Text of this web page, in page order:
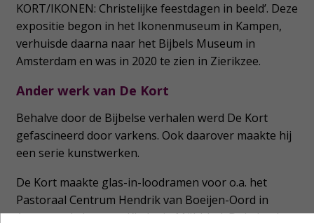
KORT/IKONEN: Christelijke feestdagen in beeld’. Deze
expositie begon in het Ikonenmuseum in Kampen,
verhuisde daarna naar het Bijbels Museum in
Amsterdam en was in 2020 te zien in Zierikzee.
Ander werk van De Kort
Behalve door de Bijbelse verhalen werd De Kort
gefascineerd door varkens. Ook daarover maakte hij
een serie kunstwerken.
De Kort maakte glas-in-loodramen voor o.a. het
Pastoraal Centrum Hendrik van Boeijen-Oord in
Assen en de Lazarus Kirche in Mühlthal, Duitsland.